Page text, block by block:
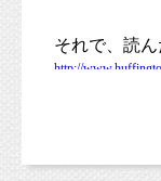
（後日デー
・ご家族・
・スタジオ
やはり、車
泣き声で他
本当にかわいい
その子それぞれ
それで、読
http://
うわー・・